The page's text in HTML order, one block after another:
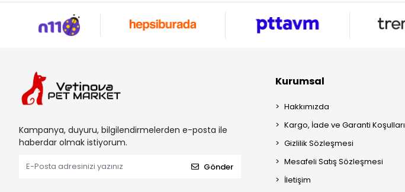
Kampanya, duyuru, bilgilendirmelerden e-posta ile
haberdar olmak istiyorum.
Gönder
Kurumsal
Hakkımızda
Kargo, İade ve Garanti Koşulları
Gizlilik Sözleşmesi
Mesafeli Satış Sözleşmesi
İletişim